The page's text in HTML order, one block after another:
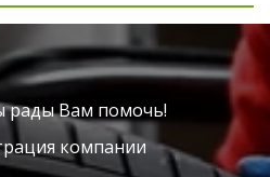
рады Вам помочь!
компании